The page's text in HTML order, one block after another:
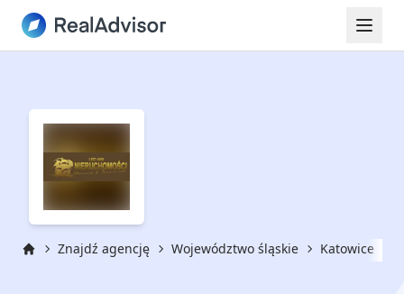
Znajdź agencję Województwo śląskie Katowice